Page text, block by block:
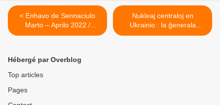
< Enhavo de Sennaciulo
Marto – Aprilo 2022 /
Deklaracio de la 95a SAT-
Nukleaj centraloj en
Ukrainio : la ĝenerala
sekretario de UN postulas
Hébergé par Overblog
Top articles
Pages